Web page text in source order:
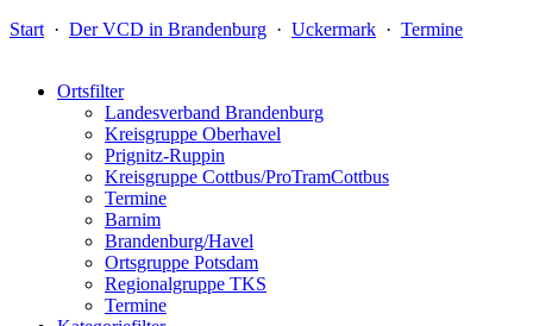
Start · Der VCD in Brandenburg · Uckermark · Termine
Ortsfilter
Landesverband Brandenburg
Kreisgruppe Oberhavel
Prignitz-Ruppin
Kreisgruppe Cottbus/ProTramCottbus
Termine
Barnim
Brandenburg/Havel
Ortsgruppe Potsdam
Regionalgruppe TKS
Termine